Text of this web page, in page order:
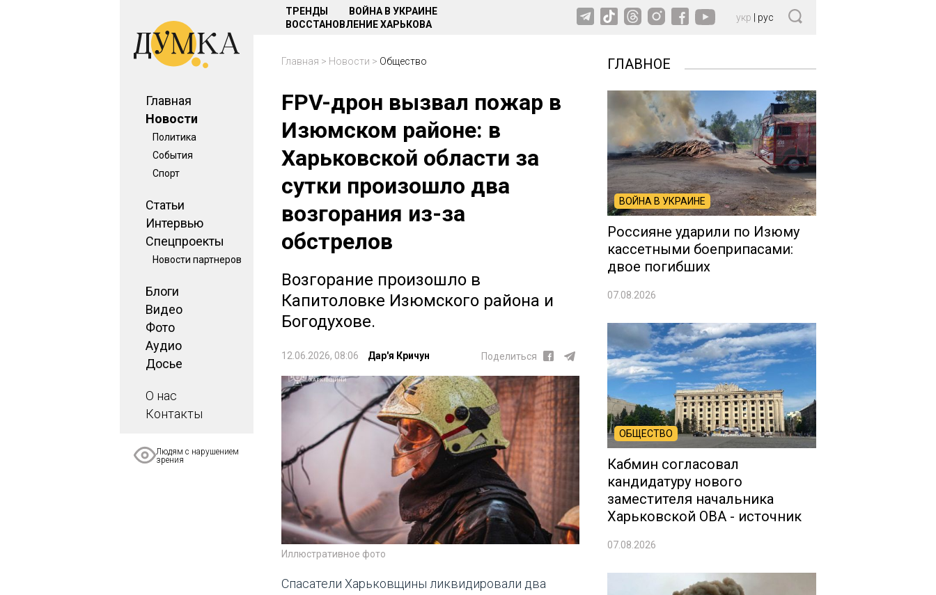
Главная
Новости
Политика
События
Спорт
Статьи
Интервью
Спецпроекты
Новости партнеров
Блоги
Видео
Фото
Аудио
Досье
О нас
Контакты
Людям с нарушением
зрения
ТРЕНДЫ
ВОЙНА В УКРАИНЕ
ВОССТАНОВЛЕНИЕ ХАРЬКОВА
укр рус
Главная > Новости > Общество
FPV-дрон вызвал пожар в
Изюмском районе: в
Харьковской области за
сутки произошло два
возгорания из-за
обстрелов
Возгорание произошло в
Капитоловке Изюмского района и
Богодухове.
12.06.2026, 08:06 Дар'я Кричун Поделиться
Иллюстративное фото
Спасатели Харьковщины ликвидировали два
ГЛАВНОЕ
ВОЙНА В УКРАИНЕ
Россияне ударили по Изюму
кассетными боеприпасами:
двое погибших
07.08.2026
ОБЩЕСТВО
Кабмин согласовал
кандидатуру нового
заместителя начальника
Харьковской ОВА - источник
07.08.2026